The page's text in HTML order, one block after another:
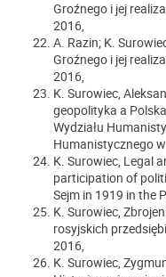
Groźnego i jej
2016,
A. Razin; K.
Groźnego i jej
2016,
K. Surowiec,
geopolityka a
Wydziału
Humanistycznego w
K. Surowiec, Legal
participation of
Sejm in 1919 in the
K. Surowiec,
rosyjskich
2016,
K. Surowiec,